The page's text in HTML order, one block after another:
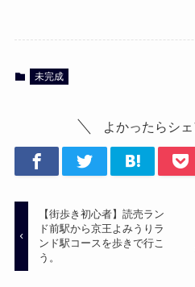
未完成
よかったらシェ
【街歩き初心者】読売ラン
ド前駅から京王よみうりラ
ンド駅コースを歩きで行こ
う。